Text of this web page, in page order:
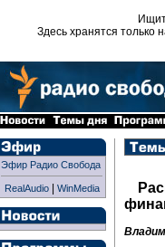
Здесь хранятся только
Эфир Радио Свобода
RealAudio| WinMedia